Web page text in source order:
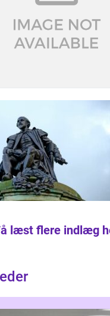
læst flere indlæg